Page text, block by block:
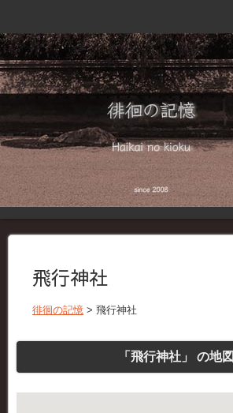
飛行神社
徘徊の記憶 > 飛行神社
「飛行神社」 の地図